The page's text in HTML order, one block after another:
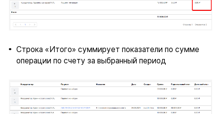
Строка «Итого» суммирует показатели по сумме
операции по счету за выбранный период